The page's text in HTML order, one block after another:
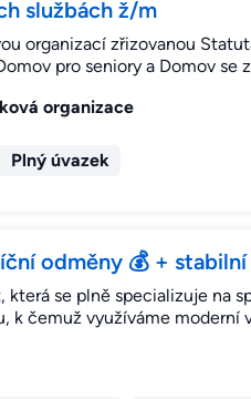
službách ž/m
organizací zřizovanou
pro seniory a Domov se
organizace
Plný úvazek
odměny 💰 +
která se plně specializuje
k čemuž využíváme moderní